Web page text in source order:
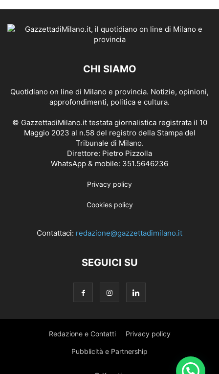
CHI SIAMO
Quotidiano on line di Milano e provincia. Notizie, opinioni,
approfondimenti, politica e cultura.
© GazzettadiMilano.it testata giornalistica registrata il 10
Maggio 2023 al n.58 del registro della Stampa del
Tribunale di Milano.
Direttore: Pietro Pizzolla
WhatsApp & mobile: 351.5646236
Privacy policy
Cookies policy
Contattaci: redazione@gazzettadimilano.it
SEGUICI SU
Redazione e Contatti Privacy policy
Pubblicità e Partnership